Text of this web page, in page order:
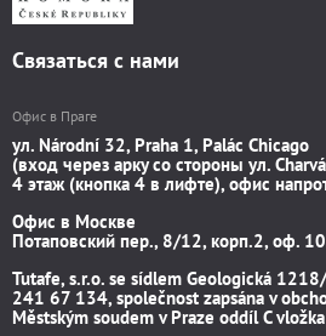
Связаться с нами
Офис в Праге
ул. Národní 32, Praha 1, Palác Chicago
(вход через арку со стороны ул.
4 этаж (кнопка 4 в лифте), офис
Офис в Москве
Потаповский пер., 8/12, корп.2, оф.
Tutafe, s.r.o. se sídlem Geologická
241 67 134, společnost zapsána v
Městským soudem v Praze oddíl C